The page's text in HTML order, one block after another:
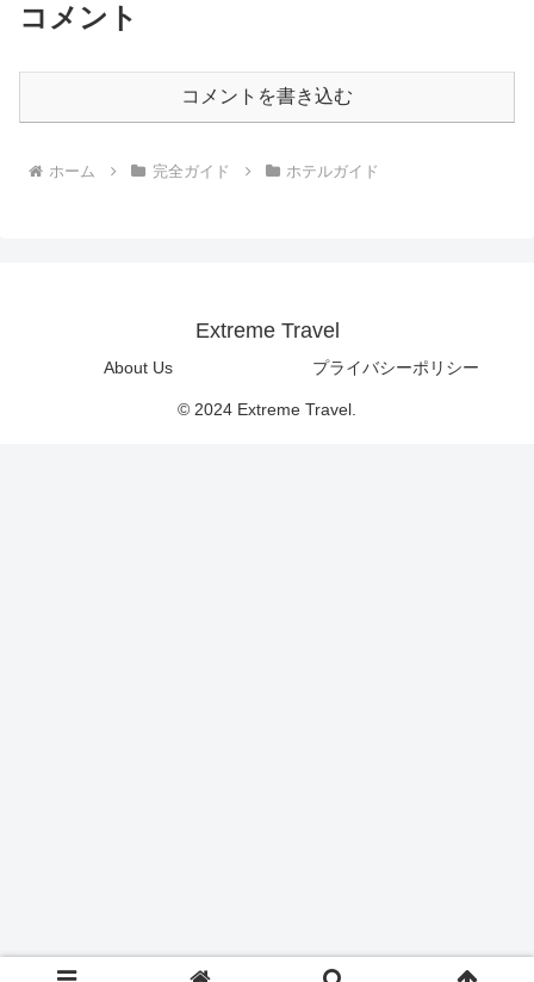
コメント
コメントを書き込む
ホーム 完全ガイド ホテルガイド
Extreme Travel
About Us プライバシーポリシー
© 2024 Extreme Travel.